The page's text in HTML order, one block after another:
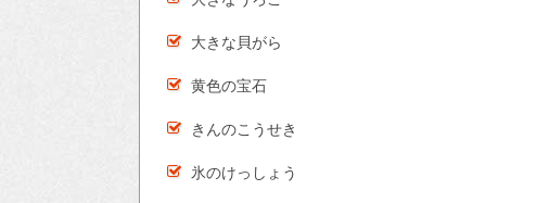
大きな貝がら
黄色の宝石
きんのこうせき
氷のけっしょう